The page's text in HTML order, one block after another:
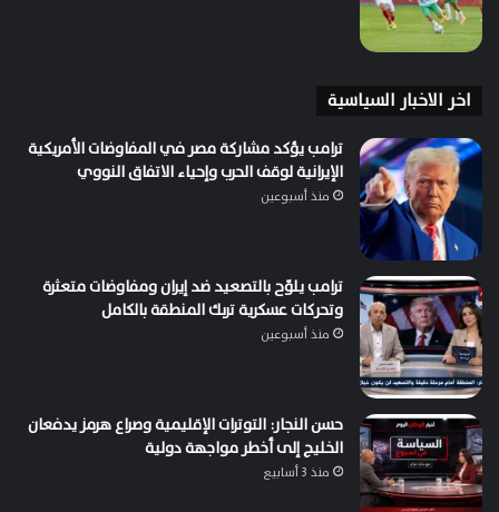
اخر الاخبار السياسية
ترامب يؤكد مشاركة مصر في المفاوضات الأمريكية
الإيرانية لوقف الحرب وإحياء الاتفاق النووي
منذ أسبوعين
ترامب يلوّح بالتصعيد ضد إيران ومفاوضات متعثرة
وتحركات عسكرية تربك المنطقة بالكامل
منذ أسبوعين
حسن النجار: التوترات الإقليمية وصراع هرمز يدفعان
الخليج إلى أخطر مواجهة دولية
منذ 3 أسابيع